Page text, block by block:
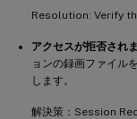
Resolution: Verify
アクセスが拒否されま
ョンの録画ファイル
します。
解決策：Session